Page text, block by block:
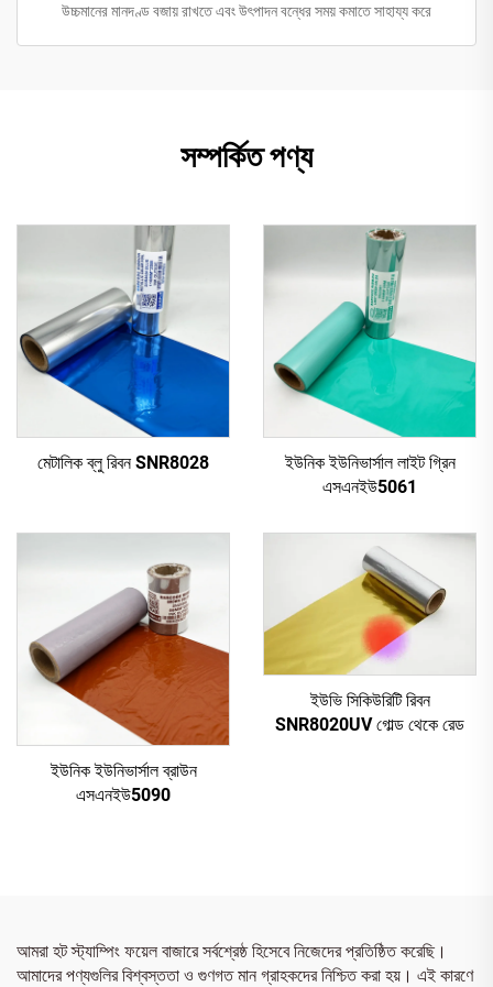
উচ্চমানের মানদণ্ড বজায় রাখতে এবং উৎপাদন বন্ধের সময় কমাতে সাহায্য করে
সম্পর্কিত পণ্য
মেটালিক ব্লু রিবন SNR8028
ইউনিক ইউনিভার্সাল লাইট গ্রিন
এসএনইউ5061
ইউনিক ইউনিভার্সাল ব্রাউন
এসএনইউ5090
ইউভি সিকিউরিটি রিবন
SNR8020UV গোল্ড থেকে রেড
আমরা হট স্ট্যাম্পিং ফয়েল বাজারে সর্বশ্রেষ্ঠ হিসেবে নিজেদের প্রতিষ্ঠিত করেছি।
আমাদের পণ্যগুলির বিশ্বস্ততা ও গুণগত মান গ্রাহকদের নিশ্চিত করা হয়। এই কারণে